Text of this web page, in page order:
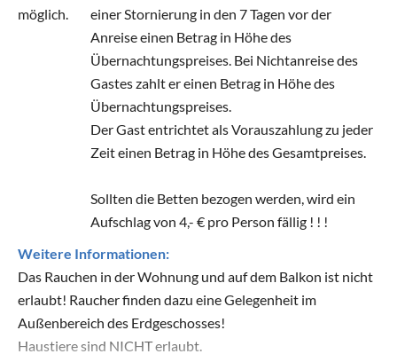
möglich.
einer Stornierung in den 7 Tagen vor der
Anreise einen Betrag in Höhe des
Übernachtungspreises. Bei Nichtanreise des
Gastes zahlt er einen Betrag in Höhe des
Übernachtungspreises.
Der Gast entrichtet als Vorauszahlung zu jeder
Zeit einen Betrag in Höhe des Gesamtpreises.
Sollten die Betten bezogen werden, wird ein
Aufschlag von 4,- € pro Person fällig ! ! !
Weitere Informationen:
Das Rauchen in der Wohnung und auf dem Balkon ist nicht
erlaubt! Raucher finden dazu eine Gelegenheit im
Außenbereich des Erdgeschosses!
Haustiere sind NICHT erlaubt.